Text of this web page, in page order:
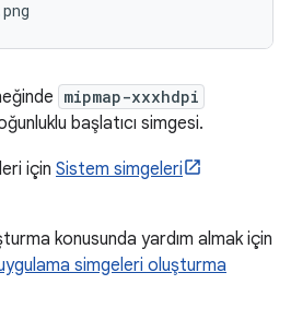
mipmap-xxxhdpi
başlatıcı simgesi.
için Sistem simgeleri
konusunda yardım almak için
simgeleri oluşturma